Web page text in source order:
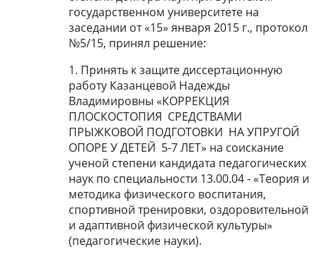
государственном университете на
заседании от «15» января 2015 г., протокол
№5/15, принял решение:
1. Принять к защите диссертационную
работу Казанцевой Надежды
Владимировны «КОРРЕКЦИЯ
ПЛОСКОСТОПИЯ СРЕДСТВАМИ
ПРЫЖКОВОЙ ПОДГОТОВКИ НА УПРУГОЙ
ОПОРЕ У ДЕТЕЙ 5-7 ЛЕТ» на соискание
ученой степени кандидата педагогических
наук по специальности 13.00.04 - «Теория и
методика физического воспитания,
спортивной тренировки, оздоровительной
и адаптивной физической культуры»
(педагогические науки).